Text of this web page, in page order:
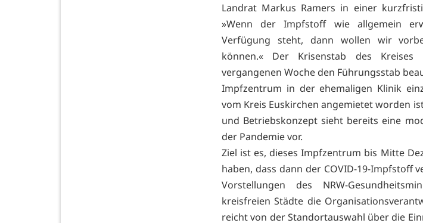
Landrat Markus Ramers in einer
»Wenn der Impfstoff wie allgemein
Verfügung steht, dann wollen wir
können.« Der Krisenstab des
vergangenen Woche den Führungsstab
Impfzentrum in der ehemaligen Klinik
vom Kreis Euskirchen angemietet worden
und Betriebskonzept sieht bereits eine
der Pandemie vor.
Ziel ist es, dieses Impfzentrum bis Mitte
haben, dass dann der COVID-19-Impfstoff
Vorstellungen des NRW-
kreisfreien Städte die
reicht von der Standortauswahl über die